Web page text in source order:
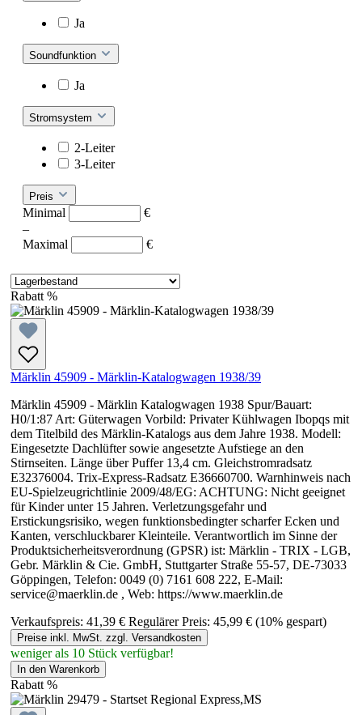
Ja
Soundfunktion
Ja
Stromsystem
2-Leiter
3-Leiter
Preis
Minimal
€
–
Maximal
€
Rabatt %
Märklin 45909 - Märklin-Katalogwagen 1938/39
Märklin 45909 - Märklin Katalogwagen 1938 Spur/Bauart:
H0/1:87 Art: Güterwagen Vorbild: Privater Kühlwagen Ibopqs mit
dem Titelbild des Märklin-Katalogs aus dem Jahre 1938. Modell:
Eingesetzte Dachlüfter sowie angesetzte Aufstiege an den
Stirnseiten. Länge über Puffer 13,4 cm. Gleichstromradsatz
E32376004. Trix-Express-Radsatz E36660700. Warnhinweis nach
EU-Spielzeugrichtlinie 2009/48/EG: ACHTUNG: Nicht geeignet
für Kinder unter 15 Jahren. Verletzungsgefahr und
Erstickungsrisiko, wegen funktionsbedingter scharfer Ecken und
Kanten, verschluckbarer Kleinteile. Verantwortlich im Sinne der
Produktsicherheitsverordnung (GPSR) ist: Märklin - TRIX - LGB,
Gebr. Märklin & Cie. GmbH, Stuttgarter Straße 55-57, DE-73033
Göppingen, Telefon: 0049 (0) 7161 608 222, E-Mail:
service@maerklin.de , Web: https://www.maerklin.de
Verkaufspreis: 41,39 € Regulärer Preis: 45,99 € (10% gespart)
Preise inkl. MwSt. zzgl. Versandkosten
weniger als 10 Stück verfügbar!
In den Warenkorb
Rabatt %